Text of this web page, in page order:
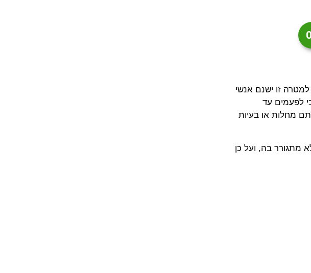
זו ישנם אנשי
לפעמים עד
מחלות או בעיות
מתגורר בה, ועל כן